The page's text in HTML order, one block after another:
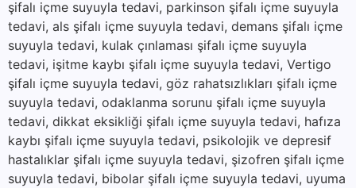
şifalı içme suyuyla tedavi, parkinson şifalı içme suyuyla
tedavi, als şifalı içme suyuyla tedavi, demans şifalı içme
suyuyla tedavi, kulak çınlaması şifalı içme suyuyla
tedavi, işitme kaybı şifalı içme suyuyla tedavi, Vertigo
şifalı içme suyuyla tedavi, göz rahatsızlıkları şifalı içme
suyuyla tedavi, odaklanma sorunu şifalı içme suyuyla
tedavi, dikkat eksikliği şifalı içme suyuyla tedavi, hafıza
kaybı şifalı içme suyuyla tedavi, psikolojik ve depresif
hastalıklar şifalı içme suyuyla tedavi, şizofren şifalı içme
suyuyla tedavi, bibolar şifalı içme suyuyla tedavi, uyuma